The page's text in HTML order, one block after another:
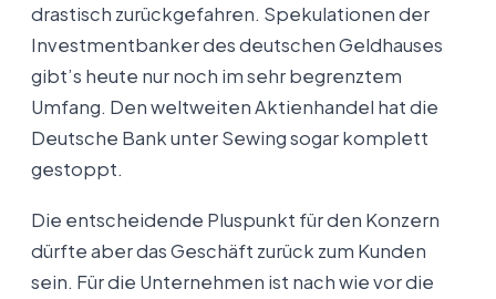
drastisch zurückgefahren. Spekulationen der
Investmentbanker des deutschen Geldhauses
gibt’s heute nur noch im sehr begrenztem
Umfang. Den weltweiten Aktienhandel hat die
Deutsche Bank unter Sewing sogar komplett
gestoppt.
Die entscheidende Pluspunkt für den Konzern
dürfte aber das Geschäft zurück zum Kunden
sein. Für die Unternehmen ist nach wie vor die